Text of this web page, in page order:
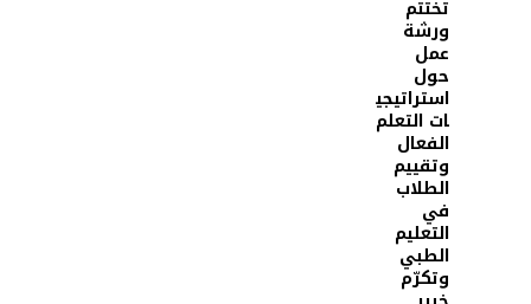
تختتم
ورشة
عمل
حول
استراتيجي
ات التعلم
الفعال
وتقييم
الطلاب
في
التعليم
الطبي
وتكرّم